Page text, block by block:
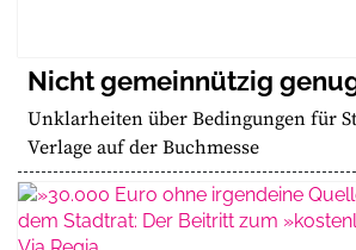
Nicht gemeinnützig
Unklarheiten über Bedingungen für
Verlage auf der Buchmesse